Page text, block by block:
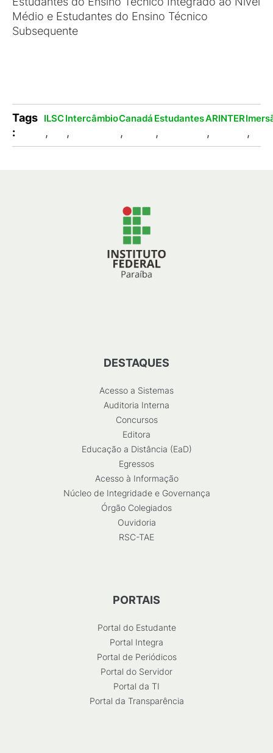
Médio e Estudantes do Ensino Técnico
Subsequente
Tags
:
ILSC
,
Intercâmbio
,
Canadá
,
Estudantes
,
ARINTER
, ,
DESTAQUES
Acesso a Sistemas
Auditoria Interna
Concursos
Editora
Educação a Distância (EaD)
Egressos
Acesso à Informação
Núcleo de Integridade e Governança
Órgão Colegiados
Ouvidoria
RSC-TAE
PORTAIS
Portal do Estudante
Portal Integra
Portal de Periódicos
Portal do Servidor
Portal da TI
Portal da Transparência